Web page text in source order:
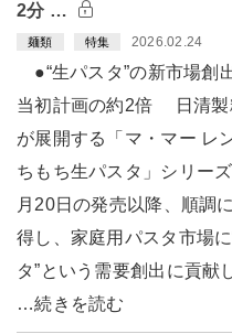
2分 …
麺類 特集 2026.02.24
●“生パスタ”の新市場創
当初計画の約2倍 日清製
が展開する「マ・マー レ
ちもち生パスタ」シリー
月20日の発売以降、順調
得し、家庭用パスタ市場に
タ”という需要創出に貢献
…続きを読む